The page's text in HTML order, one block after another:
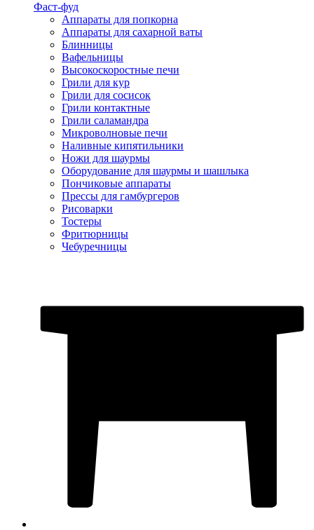
Фаст-фуд
Аппараты для попкорна
Аппараты для сахарной ваты
Блинницы
Вафельницы
Высокоскоростные печи
Грили для кур
Грили для сосисок
Грили контактные
Грили саламандра
Микроволновые печи
Наливные кипятильники
Ножи для шаурмы
Оборудование для шаурмы и шашлыка
Пончиковые аппараты
Прессы для гамбургеров
Рисоварки
Тостеры
Фритюрницы
Чебуречницы